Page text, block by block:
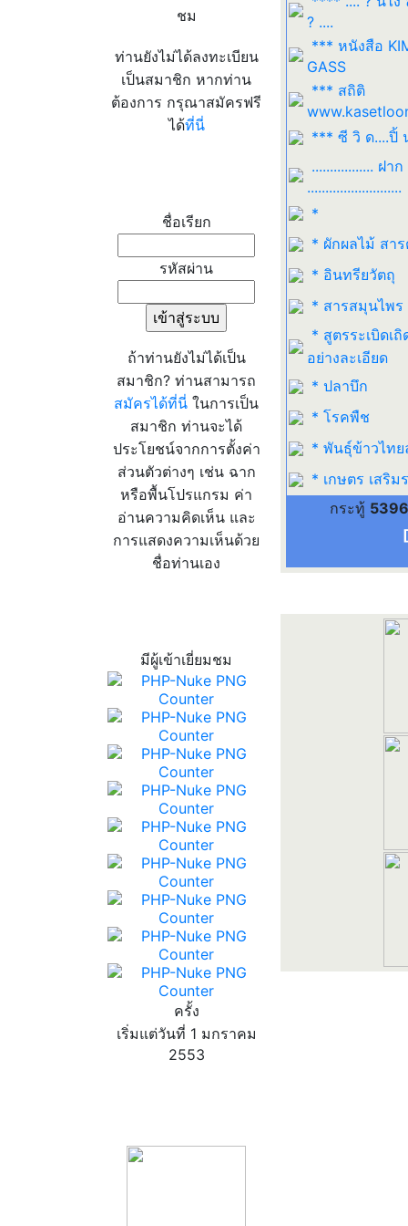
ชม
ท่านยังไม่ได้ลงทะเบียน
เป็นสมาชิก หากท่าน
ต้องการ กรุณาสมัครฟรี
ได้ที่นี่
ชื่อเรียก
รหัสผ่าน
ถ้าท่านยังไม่ได้เป็น
สมาชิก? ท่านสามารถ
สมัครได้ที่นี่ ในการเป็น
สมาชิก ท่านจะได้
ประโยชน์จากการตั้งค่า
ส่วนตัวต่างๆ เช่น ฉาก
หรือพื้นโปรแกรม ค่า
อ่านความคิดเห็น และ
การแสดงความเห็นด้วย
ชื่อท่านเอง
มีผู้เข้าเยี่ยมชม
ครั้ง
เริ่มแต่วันที่ 1 มกราคม
2553
? ....
*** หนังสือ
GASS
*** สถิติ
*** ซี วิ ด....ปิ้
................. ฝาก
..........................
*
* ผักผลไม้ สา
* อินทรียวัตถุ
* สารสมุนไพร
* สูตรระเบิดเถิ
อย่างละเอียด
* ปลาบึก
* โรคพืช
* พันธุ์ข้าวไทย
* เกษตร เสริม
กระทู้ 5396